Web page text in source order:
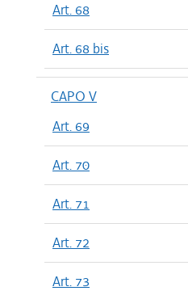
Art. 68
Art. 68 bis
CAPO V
Art. 69
Art. 70
Art. 71
Art. 72
Art. 73